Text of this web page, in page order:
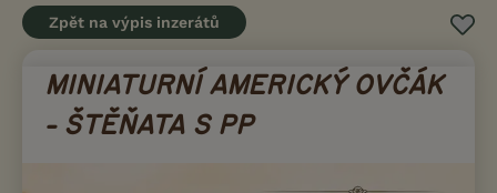
Zpět na výpis inzerátů
MINIATURNÍ AMERICKÝ OVČÁK
- ŠTĚŇATA S PP